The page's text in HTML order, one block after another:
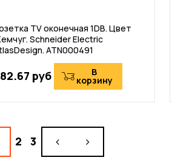
TV оконечная 1DB. Цвет
Schneider Electric
ATN000491
руб В
корзину
2 3